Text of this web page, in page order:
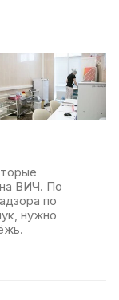
ВИЧ. По
по
нужно